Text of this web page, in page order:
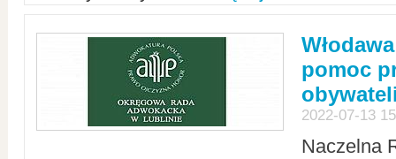
pomoc
2022-07-13
Naczelna